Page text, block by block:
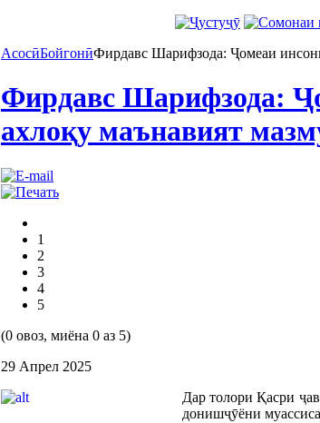
АсосӣБойгонӣФирдавс Шарифзода: Ҷомеаи
Фирдавс Шарифзода:
ахлоқу маънавият
1
2
3
4
5
(0 овоз, миёна 0 аз 5)
29 Апрел 2025
Дар толори Қасри
донишҷӯёни